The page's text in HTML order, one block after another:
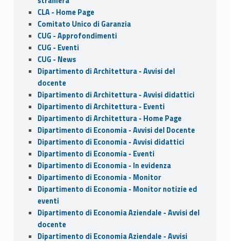
CLA - Home Page
Comitato Unico di Garanzia
CUG - Approfondimenti
CUG - Eventi
CUG - News
Dipartimento di Architettura - Avvisi del
docente
Dipartimento di Architettura - Avvisi didattici
Dipartimento di Architettura - Eventi
Dipartimento di Architettura - Home Page
Dipartimento di Economia - Avvisi del Docente
Dipartimento di Economia - Avvisi didattici
Dipartimento di Economia - Eventi
Dipartimento di Economia - In evidenza
Dipartimento di Economia - Monitor
Dipartimento di Economia - Monitor notizie ed
eventi
Dipartimento di Economia Aziendale - Avvisi del
docente
Dipartimento di Economia Aziendale - Avvisi